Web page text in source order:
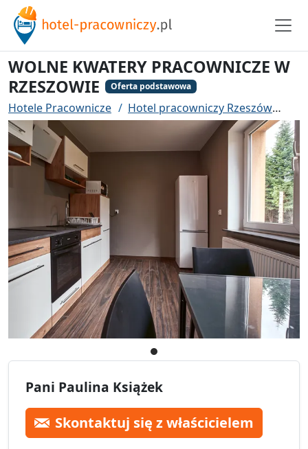
WOLNE KWATERY PRACOWNICZE W
RZESZOWIE
Oferta podstawowa
Hotele Pracownicze Hotel pracowniczy Rzeszów
Pani Paulina Książek
Skontaktuj się z właścicielem